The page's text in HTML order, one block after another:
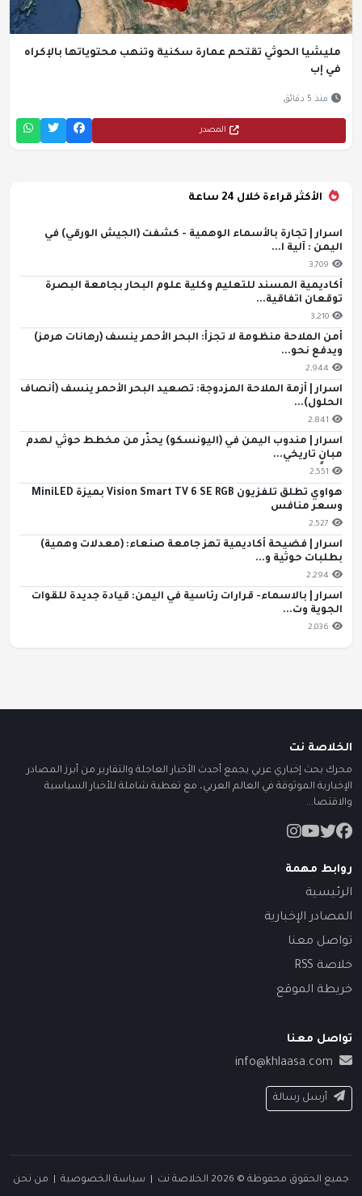
مليشيا الحوثي تقتحم عمارة سكنية وتنهب محتوياتها بالإكراه
في إب
منذ 5 دقائق
المصدر
الأكثر قراءة خلال 24 ساعة
اسرار | تجارة بالأسماء الوهمية - كشفت (الجيش الورقي) في
اليمن : آلية ا...
3,709
أكاديمية المسند للتعليم وكلية علوم البحار بجامعة البصرة
توقعان اتفاقية...
3,210
أمن الملاحة منظومة لا تجزأ: البحر الأحمر ينسف (رهانات هرمز)
ويدفع نحو...
2,944
اسرار | أزمة الملاحة المزدوجة: تصعيد البحر الأحمر ينسف (أنصاف
الحلول)...
2,841
اسرار | مندوب اليمن في (اليونسكو) يحذّر من مخطط حوثي لهدم
مبانٍ تاريخي...
2,551
هواوي تطلق تلفزيون Vision Smart TV 6 SE RGB بميزة MiniLED
وسعر منافس
2,527
اسرار | فضيحة أكاديمية تهز جامعة صنعاء: (معدلات وهمية)
بطلبات حوثية و...
2,294
اسرار | بالاسماء- قرارات رئاسية في اليمن: قيادة جديدة للقوات
الجوية وت...
2,036
الخلاصة نت
محرك بحث إخباري عربي يجمع أحدث الأخبار العاجلة والتقارير من أبرز المصادر
الإخبارية الموثوقة في العالم العربي، مع تغطية شاملة للأخبار السياسية
والاقتصا...
روابط مهمة
الرئيسية
المصادر الإخبارية
تواصل معنا
خلاصة RSS
خريطة الموقع
تواصل معنا
info@khlaasa.com
أرسل رسالة
جميع الحقوق محفوظة © 2026 الخلاصة نت | سياسة الخصوصية من نحن